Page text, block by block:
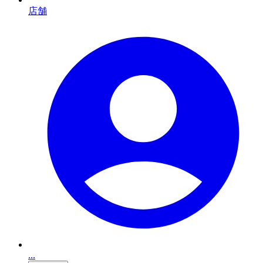
店舗
...